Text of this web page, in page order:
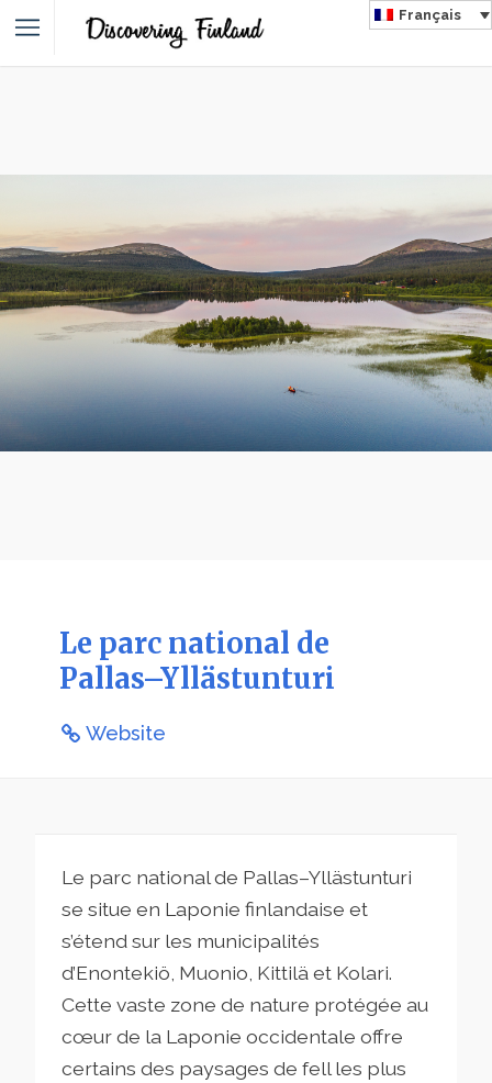
Français
Le parc national de
Pallas–Yllästunturi
Website
Le parc national de Pallas–Yllästunturi
se situe en Laponie finlandaise et
s’étend sur les municipalités
d’Enontekiö, Muonio, Kittilä et Kolari.
Cette vaste zone de nature protégée au
cœur de la Laponie occidentale offre
certains des paysages de fell les plus